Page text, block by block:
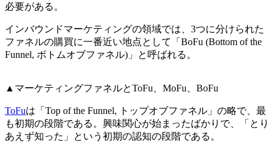
必要がある。
インバウンドマーケティングの領域では、3つに分けられた
ファネルの購買に一番近い地点として「BoFu (Bottom of the
Funnel, ボトムオブファネル)」と呼ばれる。
▲マーケティングファネルとToFu、MoFu、BoFu
ToFuは「Top of the Funnel, トップオブファネル」の略で、最
も初期の段階である。興味関心が始まったばかりで、「とり
あえず知った」という初期の認知の段階である。